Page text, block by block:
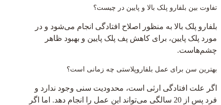
تفاوت بین بلفارو پلک بالا و پایین در چیست؟
بلفارو پلک بالا به منظور اصلاح افتادگی انجام می‌شود و در
مورد پلک پایین، برای کاهش پف پلک پایین و بهبود ظاهر
چشم‌هاست.
بهترین سن برای عمل بلفاروپلاستی چه زمانی است؟
اگر علت افتادگی ارثی است، محدودیت سنی وجود ندارد و
فرد پس از 20 سالگی می‌تواند این عمل را انجام دهد. اما اگر